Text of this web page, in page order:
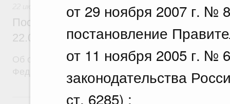
от 29 ноября 2007 г. №
постановление
от 11 ноября 2005 г. №
законодательства
ст. 6285) ;
Постановление Правительства
22.07.2026 г. № 922
Об особенностях применения положений
Федерации в сфере водоснабжения и